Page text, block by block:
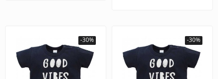
-30% -30%